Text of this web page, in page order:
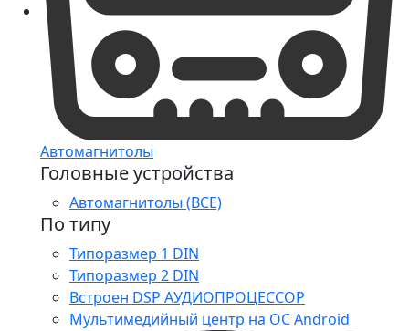
Автомагнитолы
Головные устройства
Автомагнитолы (ВСЕ)
По типу
Типоразмер 1 DIN
Типоразмер 2 DIN
Встроен DSP АУДИОПРОЦЕССОР
Мультимедийный центр на ОС Android